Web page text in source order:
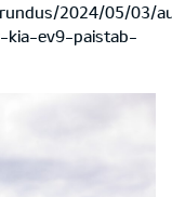
2024/05/03/
kia-ev9-paistab-